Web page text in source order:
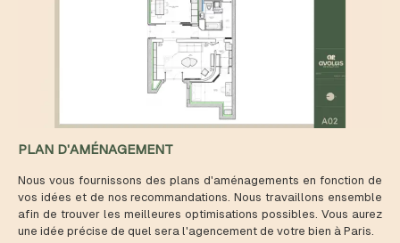
PLAN D'AMÉNAGEMENT
Nous vous fournissons des plans d'aménagements en fonction de
vos idées et de nos recommandations. Nous travaillons ensemble
afin de trouver les meilleures optimisations possibles. Vous aurez
une idée précise de quel sera l'agencement de votre bien à Paris.